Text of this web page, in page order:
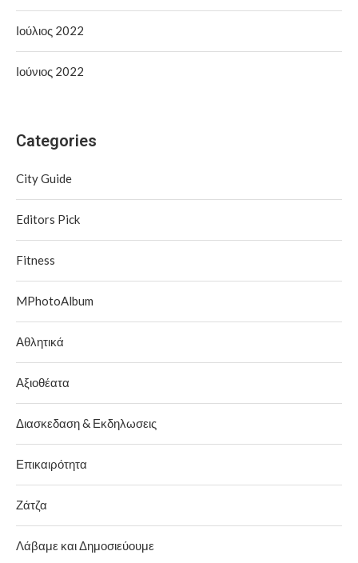
Ιούλιος 2022
Ιούνιος 2022
Categories
City Guide
Editors Pick
Fitness
MPhotoAlbum
Αθλητικά
Αξιοθέατα
Διασκεδαση & Εκδηλωσεις
Επικαιρότητα
Ζάτζα
Λάβαμε και Δημοσιεύουμε